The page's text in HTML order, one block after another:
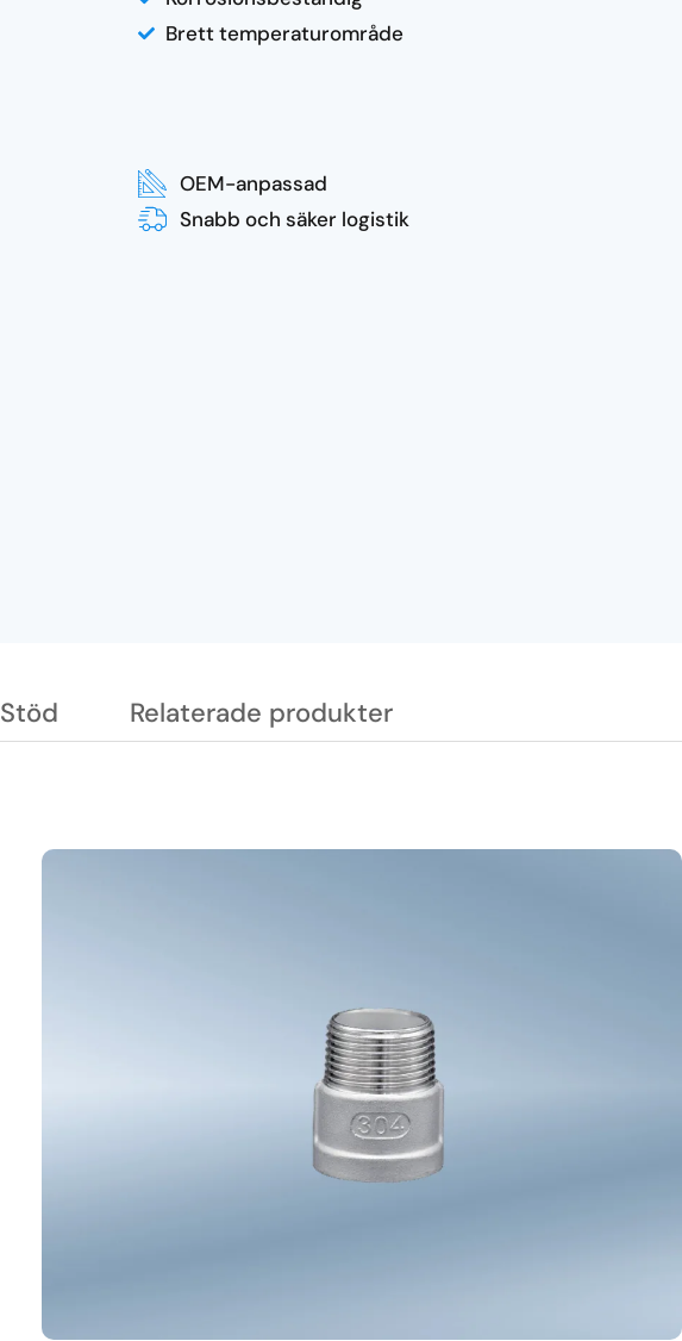
Brett temperaturområde
OEM-anpassad
Snabb och säker logistik
Stöd Relaterade produkter